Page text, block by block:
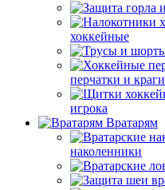
хоккейные
перчатки и краги
игрока
Вратарям
наколенники